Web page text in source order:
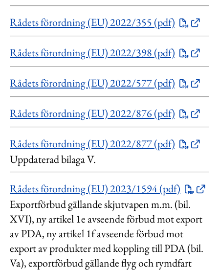
Rådets förordning (EU) 2022/355 (pdf)
Rådets förordning (EU) 2022/398 (pdf)
Rådets förordning (EU) 2022/577 (pdf)
Rådets förordning (EU) 2022/876 (pdf)
Rådets förordning (EU) 2022/877 (pdf)
Uppdaterad bilaga V.
Rådets förordning (EU) 2023/1594 (pdf)
Exportförbud gällande skjutvapen m.m. (bil.
XVI), ny artikel 1e avseende förbud mot export
av PDA, ny artikel 1f avseende förbud mot
export av produkter med koppling till PDA (bil.
Va), exportförbud gällande flyg och rymdfart